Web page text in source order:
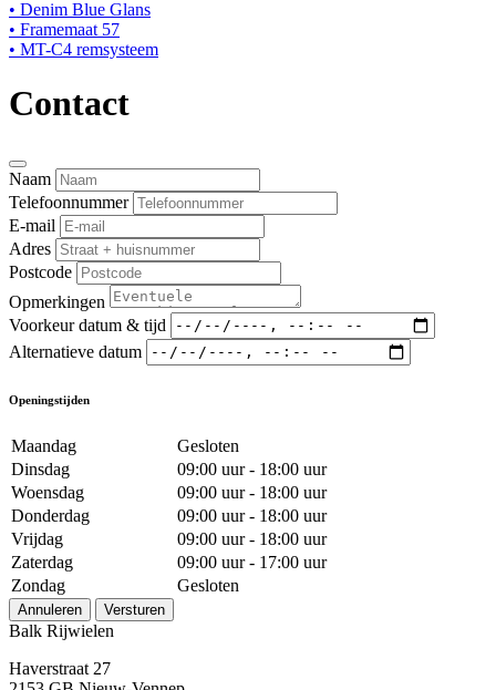
• Denim Blue Glans
• Framemaat 57
• MT-C4 remsysteem
Contact
Naam
Telefoonnummer
E-mail
Adres
Postcode
Opmerkingen
Voorkeur datum & tijd
Alternatieve datum
Openingstijden
Maandag
Gesloten
Dinsdag
09:00 uur - 18:00 uur
Woensdag
09:00 uur - 18:00 uur
Donderdag
09:00 uur - 18:00 uur
Vrijdag
09:00 uur - 18:00 uur
Zaterdag
09:00 uur - 17:00 uur
Zondag
Gesloten
Annuleren Versturen
Balk Rijwielen
Haverstraat 27